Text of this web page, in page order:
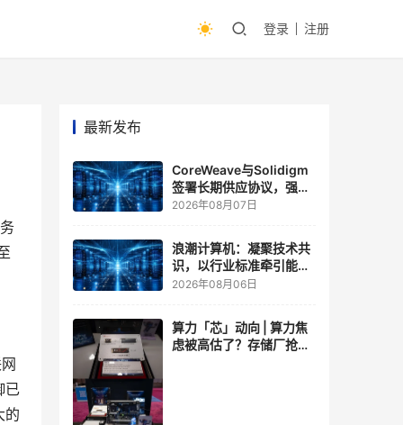
登录 注册
已
的
最新发布
CoreWeave与Solidigm
签署长期供应协议，强化
一体化人工智能云平台
2026年08月07日
浪潮计算机：凝聚技术共
识，以行业标准牵引能力
跃升
2026年08月06日
算力「芯」动向 | 算力焦
虑被高估了？存储厂抢了